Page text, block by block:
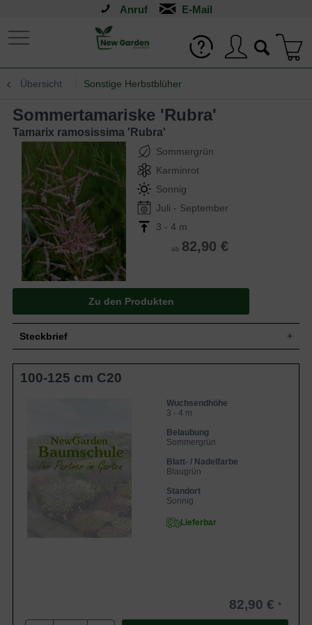
Anruf
Übersicht Sonstige Herbstblüher
Sommertamariske 'Rubra'
Tamarix ramosissima 'Rubra'
Sommergrün
Karminrot
Sonnig
Juli - September
3 - 4 m
ab 82,90 €
Zu den Produkten
Steckbrief
Wuchs
Großstrauch, locker, bogig ausladende
Zweige, schnell wüchsig, bis 4 m hoch
Sommergrün, schuppenförmig,
eilanzettlich, blaugrün, Herbstfärbung
gelb-rot
Frucht
Beeren, kugelig, purpurfarben,
ungenießbar
Blütenrispen, karminrot
Juli bis September
Rinde
Hellbraun, Triebe braungelb
Wurzeln
Tamarix ramosissima‘ Rubra‘ ist ein
100-125 cm C20
Wuchsendhöhe
3 - 4 m
Belaubung
Sommergrün
Blatt- / Nadelfarbe
Blaugrün
Standort
Sonnig
Lieferbar
82,90 €